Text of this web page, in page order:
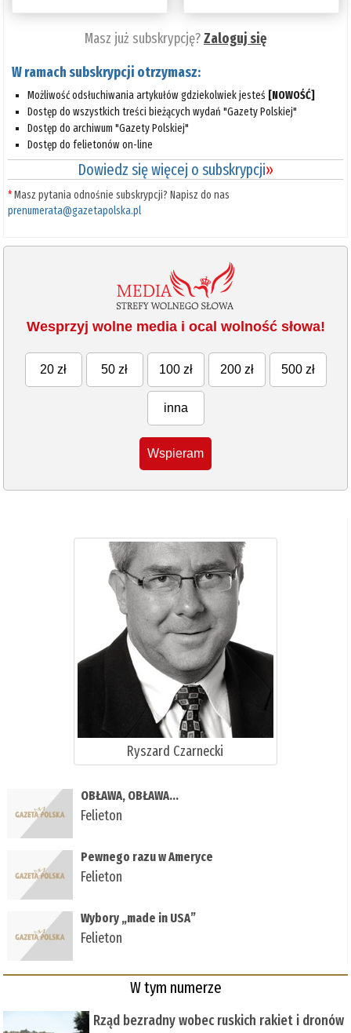
Masz już subskrypcję?Zaloguj się
W ramach subskrypcji otrzymasz:
Możliwość odsłuchiwania artykułów gdziekolwiek jesteś [NOWOŚĆ]
Dostęp do wszystkich treści bieżących wydań "Gazety Polskiej"
Dostęp do archiwum "Gazety Polskiej"
Dostęp do felietonów on-line
Dowiedz się więcej o subskrypcji»
*Masz pytania odnośnie subskrypcji? Napisz do nas
prenumerata@gazetapolska.pl
Wesprzyj wolne media i ocal wolność słowa!
20 zł 50 zł 100 zł 200 zł 500 zł
inna
Wspieram
Ryszard Czarnecki
OBŁAWA, OBŁAWA...
Felieton
Pewnego razu w Ameryce
Felieton
Wybory „made in USA”
Felieton
W tym numerze
Rząd bezradny wobec ruskich rakiet i dronów